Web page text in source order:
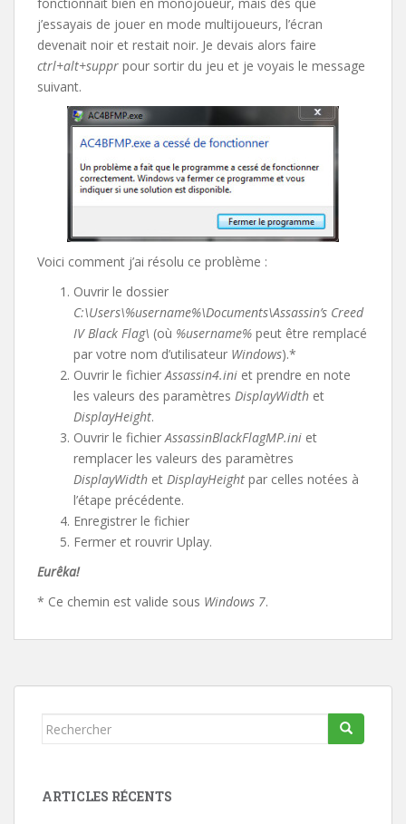
j’essayais de jouer en mode multijoueurs, l’écran
devenait noir et restait noir. Je devais alors faire
ctrl+alt+suppr pour sortir du jeu et je voyais le message
suivant.
Voici comment j’ai résolu ce problème :
Ouvrir le dossier
C:\Users\%username%\Documents\Assassin’s Creed
IV Black Flag\ (où %username% peut être remplacé
par votre nom d’utilisateur Windows).*
Ouvrir le fichierAssassin4.ini et prendre en note
les valeurs des paramètres DisplayWidth et
DisplayHeight.
Ouvrir le fichierAssassinBlackFlagMP.ini et
remplacer les valeurs des paramètres
DisplayWidth et DisplayHeight par celles notées à
l’étape précédente.
Enregistrer le fichier
Fermer et rouvrir Uplay.
Eurêka!
* Ce chemin est valide sous Windows 7.
Rechercher...
ARTICLES RÉCENTS